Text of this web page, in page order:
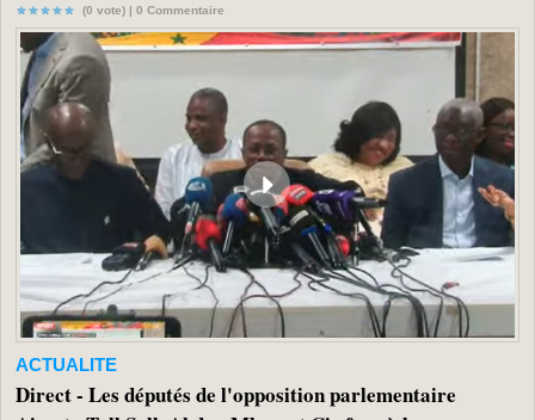
(0 vote) | 0 Commentaire
ACTUALITE
Direct - Les députés de l'opposition parlementaire